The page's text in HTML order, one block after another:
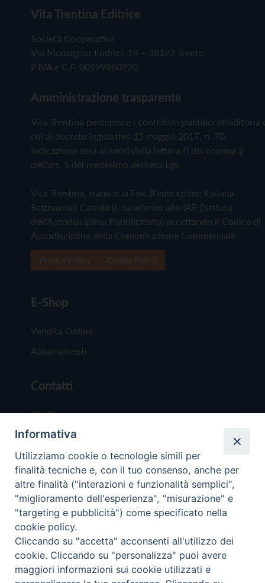
Vita Trentina Editrice
Società Cooperativa
Via Monsignor Endrici, 14 – 38122 Trento
P.IVA e C.F. 00199960220
Amministrazione trasparente
Vita Trentina percepisce i contributi pubblici all'editoria
cui al decreto legislativo 15 maggio 2017, n. 70.
Indicazione resa ai sensi della lettera f) del comma 2
dell'art. 5 del medesimo decreto Lgs.
Vita Trentina, tramite la Fisc (Federazione Italiana
Settimanali Cattolici), ha aderito allo IAP (Istituto
dell'Autodisciplina Pubblicitaria) accettando il Codice di
Autodisciplina della Comunicazione Commerciale
E-Shop
Vendita Online
Abbonamenti
Contatti
Chi Siamo
Redazione
Scrivici
Copyright © 2019 - Tutti i diritti riservati - Vita
Trentina Editrice
Privacy Policy
Informativa
Utilizziamo cookie o tecnologie simili per
finalità tecniche e, con il tuo consenso, anche per
altre finalità ("interazioni e funzionalità semplici",
"miglioramento dell'esperienza", "misurazione" e
"targeting e pubblicità") come specificato nella
cookie policy.
Cliccando su "accetta" acconsenti all'utilizzo dei
cookie. Cliccando su "personalizza" puoi avere
maggiori informazioni sui cookie utilizzati e